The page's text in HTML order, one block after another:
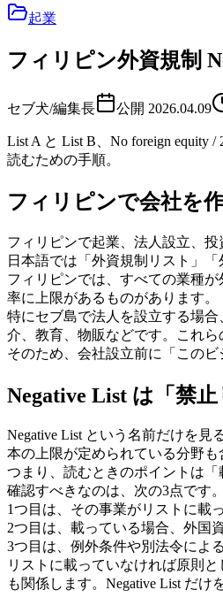
起業
フィリピン外資規制
セブ犬/編集長 公開 2026.04.09
List A と List B、No foreign equity
読むための手順。
フィリピンで会社を
フィリピンで起業、法人設立、投
日本語では「外資規制リスト」
フィリピンでは、すべての業種
率に上限があるものがあります。
特にセブ島で法人を設立する場
介、教育、物販などです。これ
そのため、会社設立前に「この
Negative List は「禁
Negative List という名前だけを
本の上限が定められている分野も
つまり、読むときのポイントは
確認すべきなのは、次の3点です。
1つ目は、その事業がリストに載
2つ目は、載っている場合、外国
3つ目は、例外条件や別法令によ
リストに載っていなければ原則
も関係します。Negative List だ